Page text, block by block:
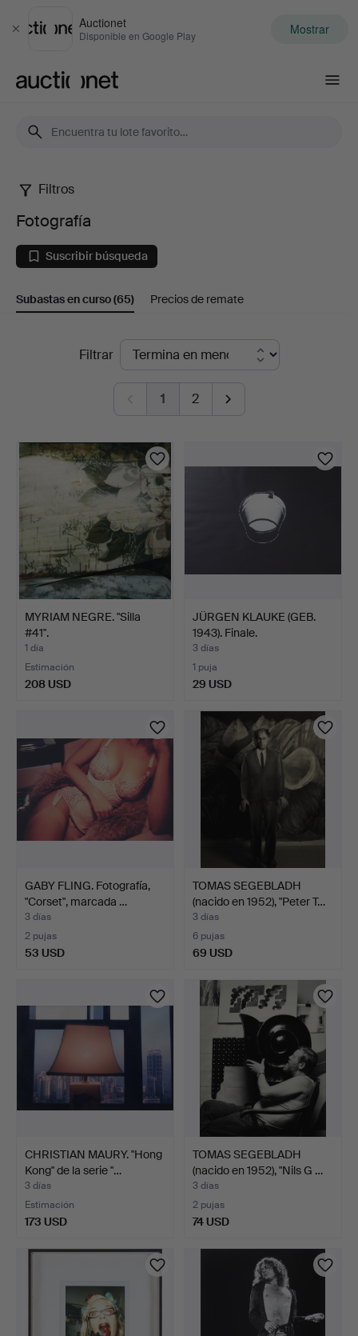
Cerrar
Auctionet
Disponible en Google Play Mostrar
Fotografía
Filtros
Fotografía
Suscribir búsqueda
Subastas en curso(65) Precios de remate
SubastasFiltrar
1 2
MYRIAM NEGRE. "Silla
#41".
1 día
Estimación
208 USD
JÜRGEN KLAUKE (GEB.
1943). Finale.
3 días
1 puja
29 USD
GABY FLING. Fotografía,
"Corset", marcada …
3 días
2 pujas
53 USD
TOMAS SEGEBLADH
(nacido en 1952), "Peter T…
3 días
6 pujas
69 USD
CHRISTIAN MAURY. "Hong
Kong" de la serie "…
3 días
Estimación
173 USD
TOMAS SEGEBLADH
(nacido en 1952), "Nils G …
3 días
2 pujas
74 USD